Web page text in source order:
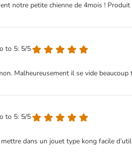
notre petite chienne de 4mois !
to 5: 5/5
Malheureusement il se vide beaucoup
to 5: 5/5
dans un jouet type kong facile